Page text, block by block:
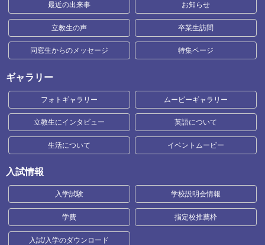
最近の出来事 お知らせ
立教生の声 卒業生訪問
同窓生からのメッセージ 特集ページ
ギャラリー
フォトギャラリー ムービーギャラリー
立教生にインタビュー 英語について
生活について イベントムービー
入試情報
入学試験 学校説明会情報
学費 指定校推薦枠
入試/入学のダウンロード